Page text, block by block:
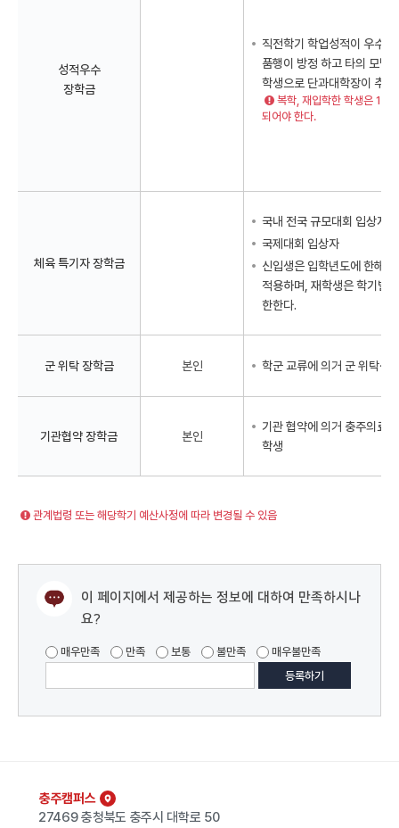
성적우수
장학금
직전학기 학업성적이 우수
품행이 방정 하고 타의 모범
학생으로 단과대학장이 추천
복학, 재입학한 학생은 1개
되어야 한다.
체육 특기자 장학금
국내 전국 규모대회 입상자
국제대회 입상자
신입생은 입학년도에 한해
적용하며, 재학생은 학기별
한한다.
군 위탁 장학금 본인 학군 교류에 의거 군 위탁생
기관협약 장학금 본인
기관 협약에 의거 충주의료
학생
관계법령 또는 해당학기 예산사정에 따라 변경될 수 있음
이 페이지에서 제공하는 정보에 대하여 만족하시나
요?
매우만족 만족 보통 불만족 매우불만족
충주캠퍼스
27469 충청북도 충주시 대학로 50